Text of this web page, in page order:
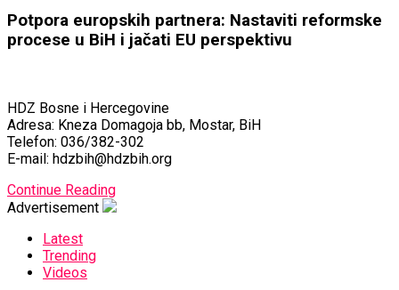
Potpora europskih partnera: Nastaviti reformske
procese u BiH i jačati EU perspektivu
HDZ Bosne i Hercegovine
Adresa: Kneza Domagoja bb, Mostar, BiH
Telefon: 036/382-302
E-mail: hdzbih@hdzbih.org
Continue Reading
Advertisement
Latest
Trending
Videos